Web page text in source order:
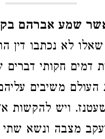
שמע אברהם
לא נכתבו דין
דמים חקותי
העולם משיבים
ויש להקשות
מצבה ונשא שתי